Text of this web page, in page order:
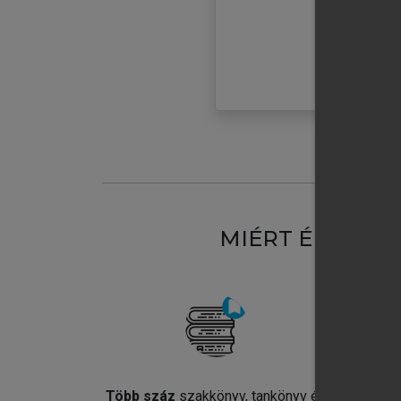
MIÉRT
Több száz szakkönyv, tankönyv és